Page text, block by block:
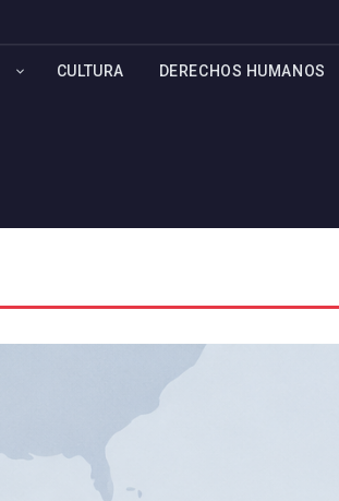
CULTURA DERECHOS HUMANOS